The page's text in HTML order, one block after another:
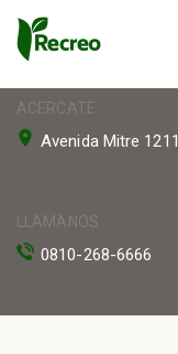
ACERCATE
Avenida Mitre 1211
LLAMANOS
0810-268-6666